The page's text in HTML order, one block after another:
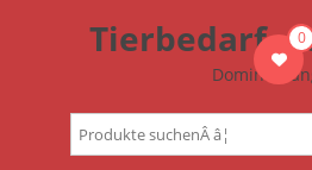
Tierbedarf –
Dominik
0
Suchen
nach: